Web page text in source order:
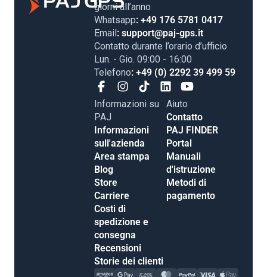
giorni all’anno
Whatsapp: +49 176 5781 0417
Email: support@paj-gps.it
Contatto durante l’orario d’ufficio
Lun. - Gio. 09:00 - 16:00
Telefono: +49 (0) 2292 39 499 59
Informazioni su
PAJ
Informazioni
sull'azienda
Area stampa
Blog
Store
Carriere
Costi di
spedizione e
consegna
Recensioni
Storie dei clienti
Aiuto
Contatto
PAJ FINDER
Portal
Manuali
d'istruzione
Metodi di
pagamento